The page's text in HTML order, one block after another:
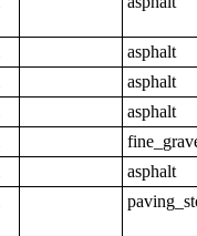
asphalt
asphalt
asphalt
asphalt